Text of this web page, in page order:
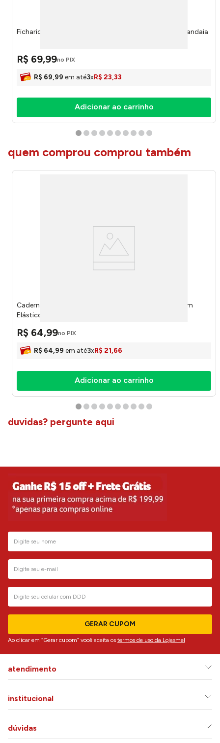
Fichario Universitário La Creme 80 Folhas 7853377 - Jandaia
R$ 69,99no PIX
R$ 69,99 em até3xR$ 23,33
Adicionar ao carrinho
quem comprou comprou também
Caderno Colegial Smart Lume Follow Your Dreams Com
Elástico 80 Folhas 5513 - Dac
R$ 64,99no PIX
R$ 64,99 em até3xR$ 21,66
Adicionar ao carrinho
duvidas? pergunte aqui
GERAR CUPOM
Ao clicar em “Gerar cupom” você aceita os termos de uso da Lojasmel
atendimento
institucional
dúvidas